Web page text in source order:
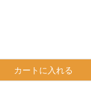
カートに入れる